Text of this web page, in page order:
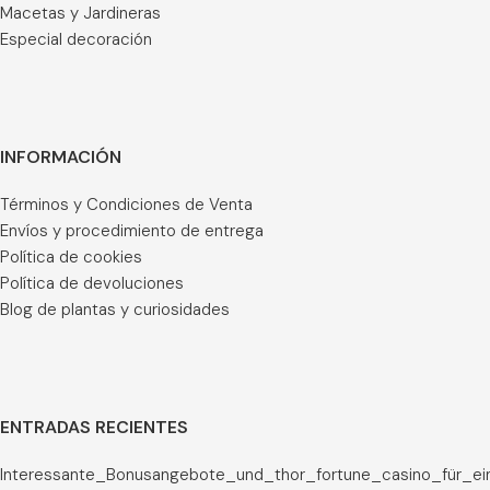
Macetas y Jardineras
Especial decoración
INFORMACIÓN
Términos y Condiciones de Venta
Envíos y procedimiento de entrega
Política de cookies
Política de devoluciones
Blog de plantas y curiosidades
ENTRADAS RECIENTES